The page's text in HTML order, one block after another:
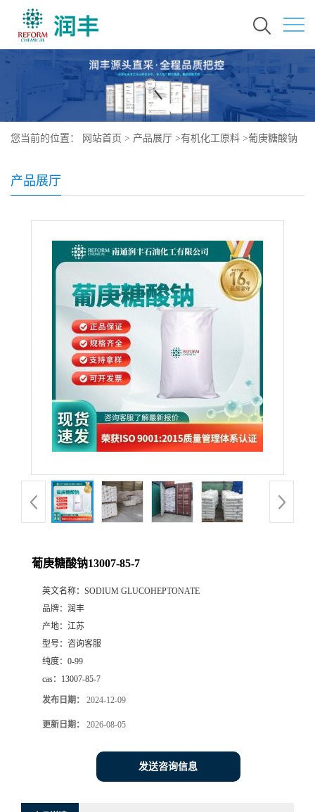
您当前的位置： 网站首页 > 产品展厅 >有机化工原料 >葡庚糖酸钠
产品展厅
葡庚糖酸钠13007-85-7
英文名称： SODIUM GLUCOHEPTONATE
品牌： 润丰
产地： 江苏
型号： 咨询客服
纯度： 0-99
cas： 13007-85-7
发布日期： 2024-12-09
更新日期： 2026-08-05
发送咨询信息